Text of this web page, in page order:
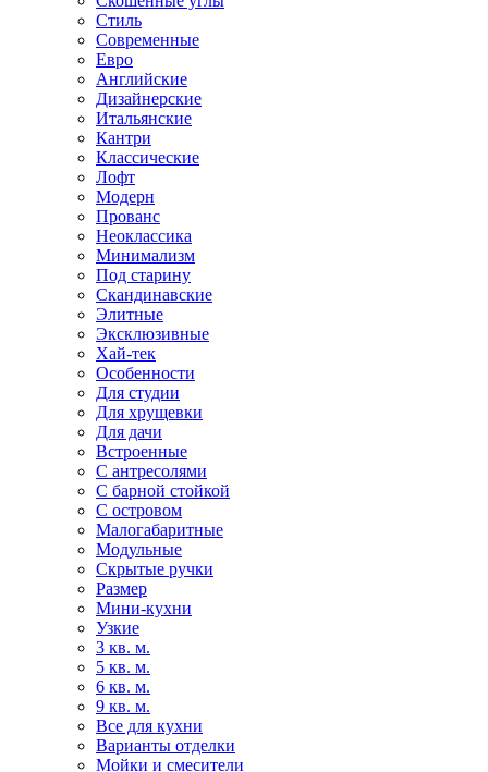
Стиль
Современные
Евро
Английские
Дизайнерские
Итальянские
Кантри
Классические
Лофт
Модерн
Прованс
Неоклассика
Минимализм
Под старину
Скандинавские
Элитные
Эксклюзивные
Хай-тек
Особенности
Для студии
Для хрущевки
Для дачи
Встроенные
С антресолями
С барной стойкой
С островом
Малогабаритные
Модульные
Скрытые ручки
Размер
Мини-кухни
Узкие
3 кв. м.
5 кв. м.
6 кв. м.
9 кв. м.
Все для кухни
Варианты отделки
Мойки и смесители